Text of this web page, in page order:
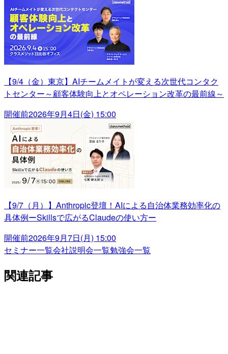
【9/4（金）東京】AIチームメイトが変える次世代コンタク
トセンター～顧客体験向上とオペレーション改革の最前線～
開催前2026年9月4日(金) 15:00
【9/7（月）】Anthropic登壇！AIによる自治体業務効率化の
具体例ーSkillsで広がるClaudeの使い方ー
開催前2026年9月7日(月) 15:00
セミナー一覧会社説明会一覧勉強会一覧
関連記事